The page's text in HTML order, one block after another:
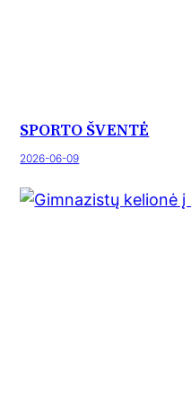
SPORTO ŠVENTĖ
2026-06-09